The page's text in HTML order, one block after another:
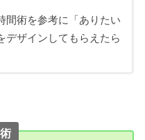
間術を参考に「ありたい
デザインしてもらえたら